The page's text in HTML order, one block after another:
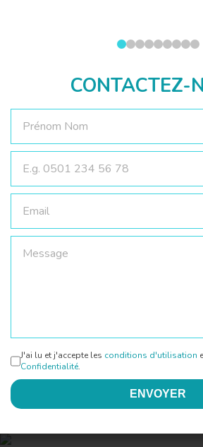
CONTACTEZ-
J'ai lu et j'accepte les conditions d'utilisation
Confidentialité.
ENVOYER